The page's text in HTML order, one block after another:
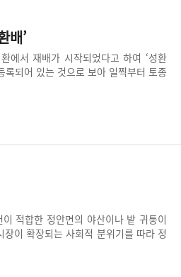
배’
에서 재배가 시작되었다고 하여 ‘성환
되어 있는 것으로 보아 일찍부터 토종
성환배를 재배하기 시작해 2023년 기
생종으로 그 맛이 더해진다. 매년 10월
맛을 지니고 있다.
적합한 정안면의 야산이나 밭 귀퉁이
이 확장되는 사회적 분위기를 따라 정
(祭需) 용품이기 때문에 상품화되지는
밤 주산지이며, 토종밤의 열악함을 극